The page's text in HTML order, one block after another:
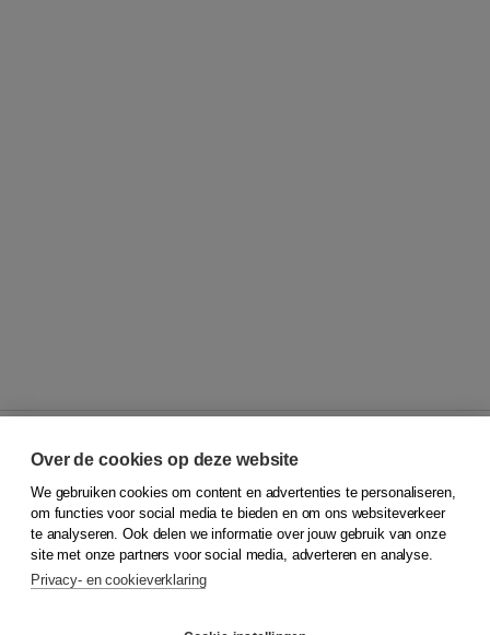
© 2026Koninklijke Boom uitgevers
Klantenservice
Service & informatie
Contact
Over de cookies op deze website
We gebruiken cookies om content en advertenties te personaliseren,
om functies voor social media te bieden en om ons websiteverkeer
te analyseren. Ook delen we informatie over jouw gebruik van onze
site met onze partners voor social media, adverteren en analyse.
Privacy- en cookieverklaring